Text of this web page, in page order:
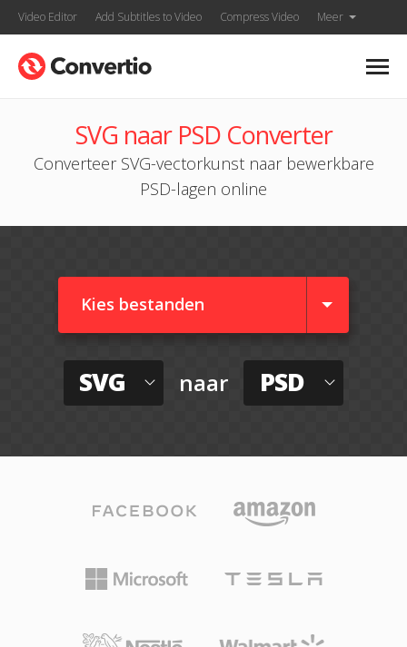
Video Editor Add Subtitles to Video Compress Video Meer
SVG naar PSD Converter
Converteer SVG-vectorkunst naar bewerkbare
PSD-lagen online
Kies bestanden
SVG naar PSD